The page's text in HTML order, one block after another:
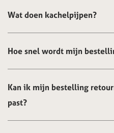
Wat doen kachelpijpen?
Hoe snel wordt mijn
Kan ik mijn bestelling
past?